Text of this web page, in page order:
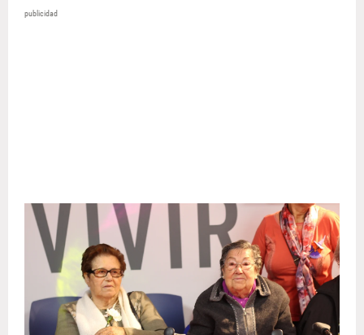
publicidad